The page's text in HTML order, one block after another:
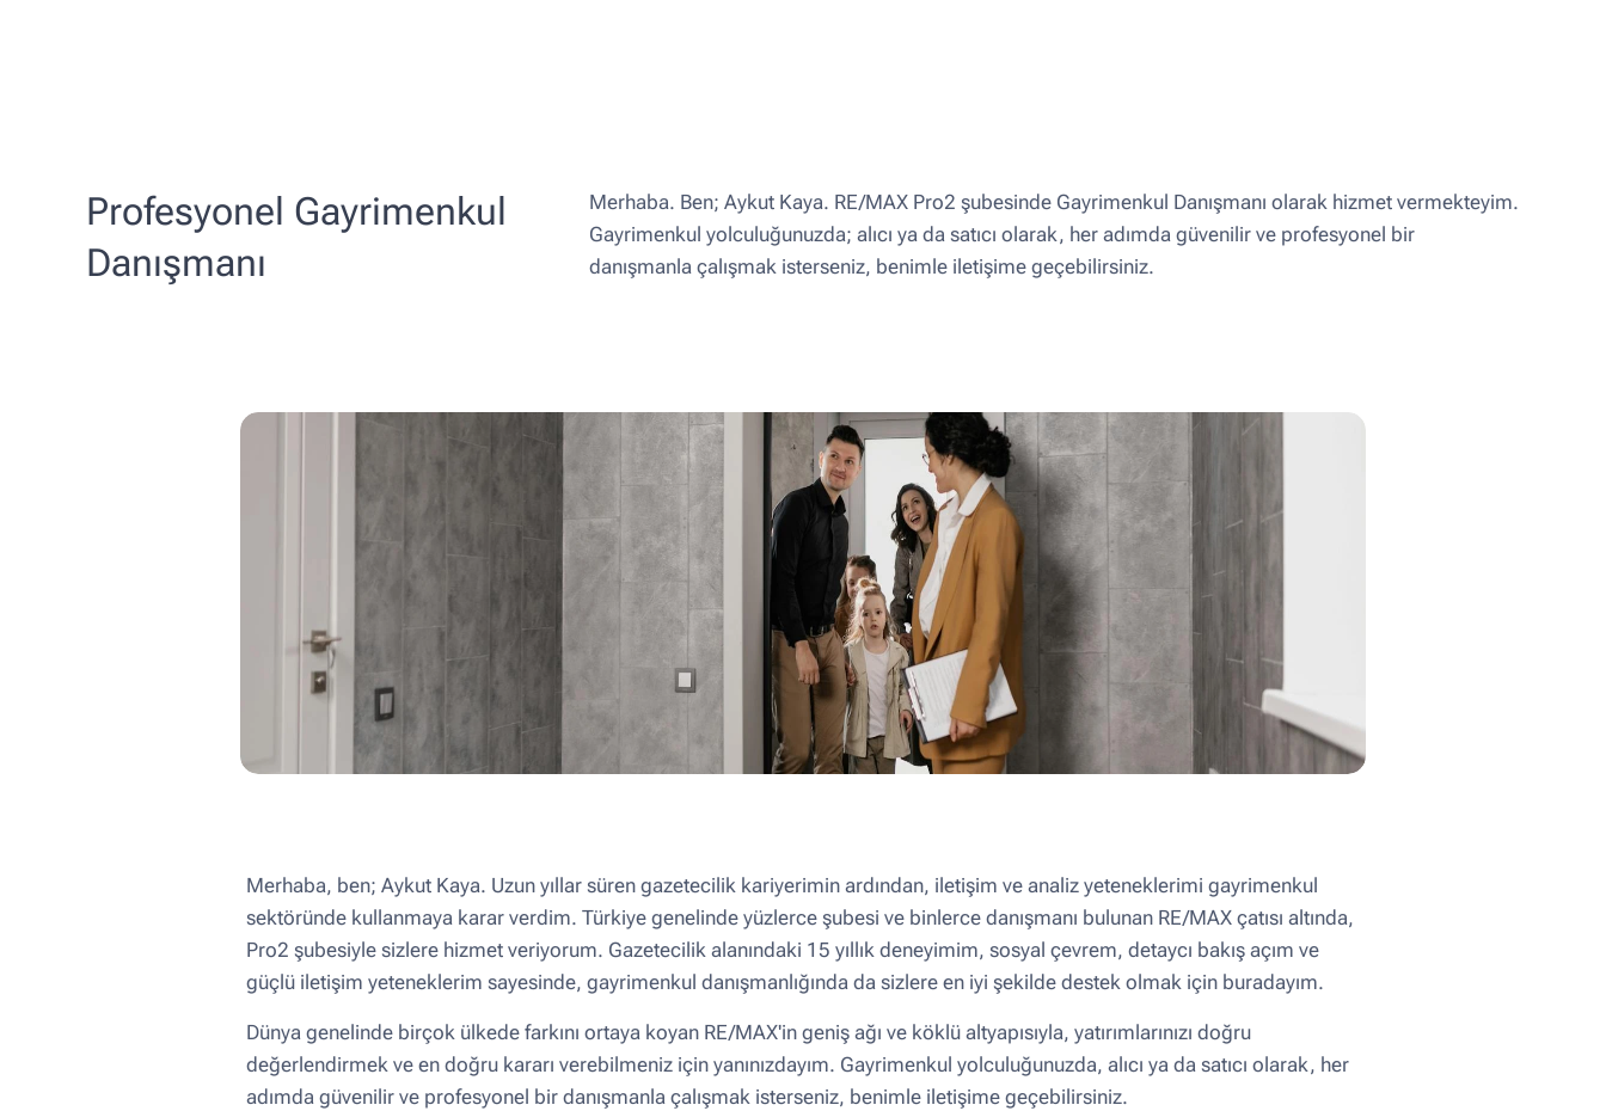
Profesyonel Gayrimenkul
Danışmanı
Merhaba. Ben; Aykut Kaya. RE/MAX Pro2 şubesinde Gayrimenkul Danışmanı olarak hizmet vermekteyim.
Gayrimenkul yolculuğunuzda; alıcı ya da satıcı olarak, her adımda güvenilir ve profesyonel bir
danışmanla çalışmak isterseniz, benimle iletişime geçebilirsiniz.
Merhaba, ben; Aykut Kaya. Uzun yıllar süren gazetecilik kariyerimin ardından, iletişim ve analiz yeteneklerimi gayrimenkul
sektöründe kullanmaya karar verdim. Türkiye genelinde yüzlerce şubesi ve binlerce danışmanı bulunan RE/MAX çatısı altında,
Pro2 şubesiyle sizlere hizmet veriyorum. Gazetecilik alanındaki 15 yıllık deneyimim, sosyal çevrem, detaycı bakış açım ve
güçlü iletişim yeteneklerim sayesinde, gayrimenkul danışmanlığında da sizlere en iyi şekilde destek olmak için buradayım.
Dünya genelinde birçok ülkede farkını ortaya koyan RE/MAX'in geniş ağı ve köklü altyapısıyla, yatırımlarınızı doğru
değerlendirmek ve en doğru kararı verebilmeniz için yanınızdayım. Gayrimenkul yolculuğunuzda, alıcı ya da satıcı olarak, her
adımda güvenilir ve profesyonel bir danışmanla çalışmak isterseniz, benimle iletişime geçebilirsiniz.